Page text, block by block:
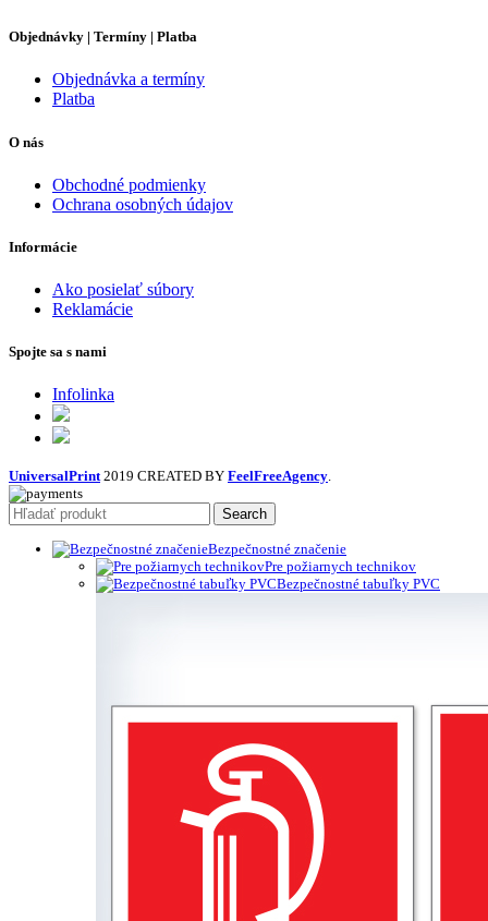
Objednávky | Termíny | Platba
Objednávka a termíny
Platba
O nás
Obchodné podmienky
Ochrana osobných údajov
Informácie
Ako posielať súbory
Reklamácie
Spojte sa s nami
Infolinka
UniversalPrint 2019 CREATED BY FeelFreeAgency.
Search
Bezpečnostné značenie
Pre požiarnych technikov
Bezpečnostné tabuľky PVC